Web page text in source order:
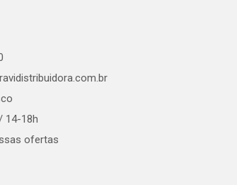
14-18h
ofertas